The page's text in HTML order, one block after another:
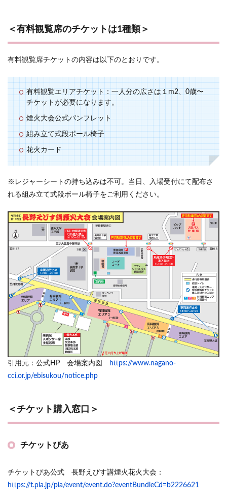
＜有料観覧席のチケットは1種類＞
有料観覧席チケットの内容は以下のとおりです。
有料観覧エリアチケット：一人分の広さは１m2、0歳〜
チケットが必要になります。
煙火大会公式パンフレット
組み立て式段ボール椅子
花火カード
※レジャーシートの持ち込みは不可。当日、入場受付にて配布さ
れる組み立て式段ボール椅子をご利用ください。
引用元：公式HP 会場案内図
https://www.nagano-
cci.or.jp/ebisukou/notice.php
＜チケット購入窓口＞
チケットぴあ
チケットぴあ公式 長野えびす講煙火花火大会：
https://t.pia.jp/pia/event/event.do?eventBundleCd=b2226621